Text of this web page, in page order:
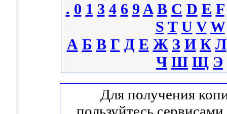
. 0 1 3 4 6 9 A B C D E F
S T U V W
А Б В Г Д Е Ж З И К Л
Ч Ш Щ Э
Для получения